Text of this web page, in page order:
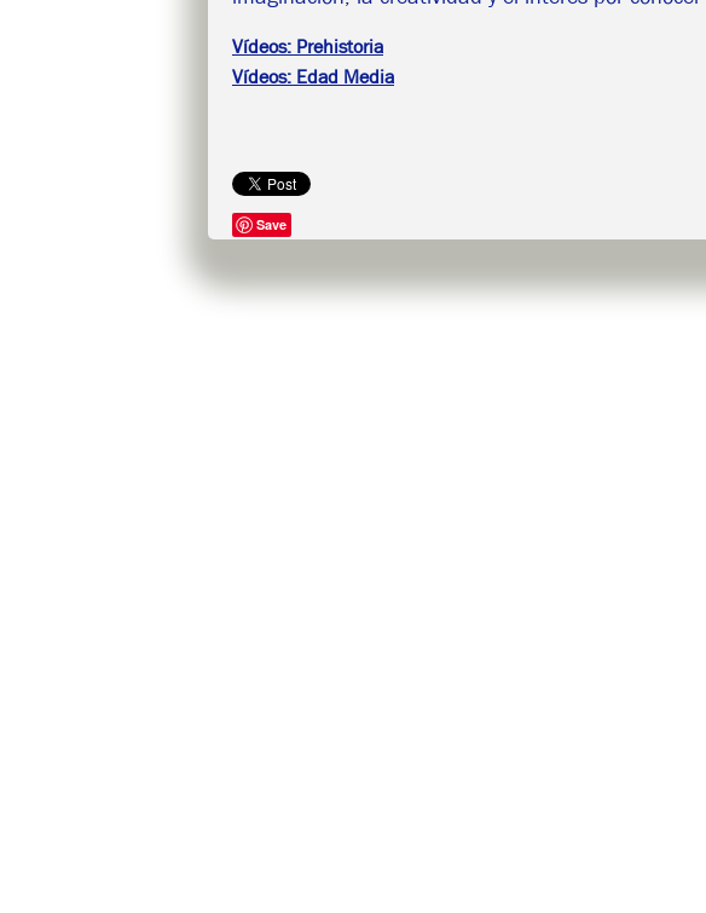
Vídeos: Prehistoria
Vídeos: Edad Media
Save